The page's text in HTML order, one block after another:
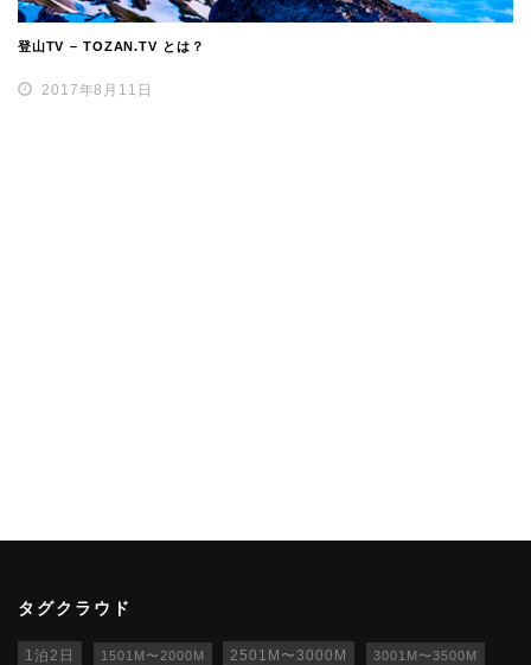
登山TV – TOZAN.TV とは？
2017年8月11日
タグクラウド
1泊2日 1501M〜2000M 2501M〜3000M 3001M〜3500M